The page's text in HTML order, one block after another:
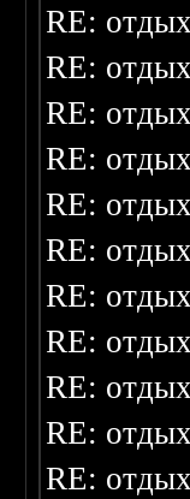
RE:
RE:
RE:
RE:
RE:
RE:
RE:
RE:
RE:
RE:
RE: